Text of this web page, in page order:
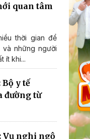
quan tâm
thời gian để
những người
ít khi...
y tế
đường từ
Vụ nghi ngộ